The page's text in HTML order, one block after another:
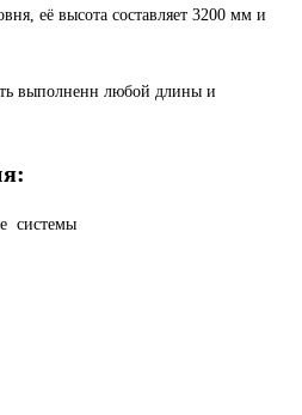
её высота составляет 3200 мм и
выполненн любой длины и
системы